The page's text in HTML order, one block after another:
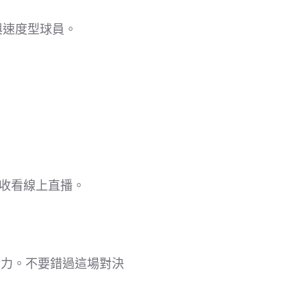
度型球員。
看線上直播。
。不要錯過這場對決